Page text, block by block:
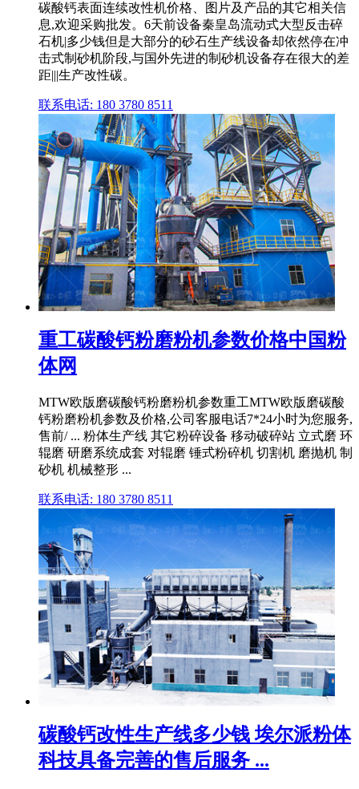
碳酸钙表面连续改性机价格、图片及产品的其它相关信
息,欢迎采购批发。6天前设备秦皇岛流动式大型反击碎
石机|多少钱但是大部分的砂石生产线设备却依然停在冲
击式制砂机阶段,与国外先进的制砂机设备存在很大的差
距|||生产改性碳。
联系电话: 180 3780 8511
重工碳酸钙粉磨粉机参数价格中国粉
体网
MTW欧版磨碳酸钙粉磨粉机参数重工MTW欧版磨碳酸
钙粉磨粉机参数及价格,公司客服电话7*24小时为您服务,
售前/ ... 粉体生产线 其它粉碎设备 移动破碎站 立式磨 环
辊磨 研磨系统成套 对辊磨 锤式粉碎机 切割机 磨抛机 制
砂机 机械整形 ...
联系电话: 180 3780 8511
碳酸钙改性生产线多少钱 埃尔派粉体
科技具备完善的售后服务 ...